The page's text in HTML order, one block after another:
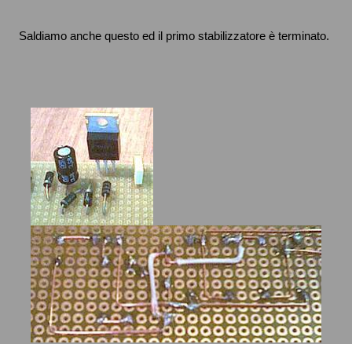
Saldiamo anche questo ed il primo stabilizzatore è terminato.